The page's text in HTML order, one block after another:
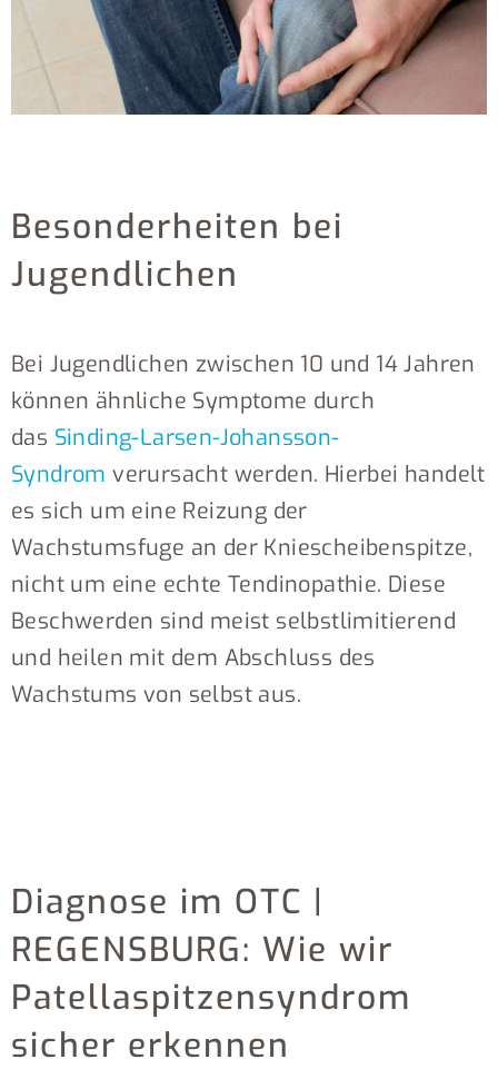
Besonderheiten bei
Jugendlichen
Bei Jugendlichen zwischen 10 und 14 Jahren
können ähnliche Symptome durch
das Sinding-Larsen-Johansson-
Syndrom verursacht werden. Hierbei handelt
es sich um eine Reizung der
Wachstumsfuge an der Kniescheibenspitze,
nicht um eine echte Tendinopathie. Diese
Beschwerden sind meist selbstlimitierend
und heilen mit dem Abschluss des
Wachstums von selbst aus.
Diagnose im OTC |
REGENSBURG: Wie wir
Patellaspitzensyndrom
sicher erkennen